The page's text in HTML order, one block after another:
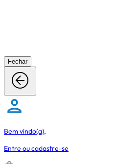
Fechar
Bem vindo(a),
Entre oucadastre-se